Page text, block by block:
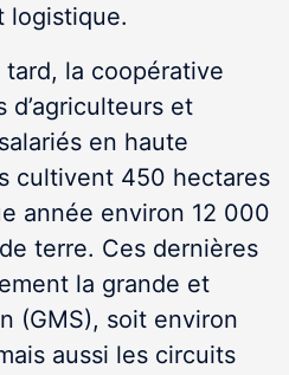
logistique.
la coopérative
d’agriculteurs et
en haute
cultivent 450 hectares
année environ 12 000
terre. Ces dernières
la grande et
(GMS), soit environ
aussi les circuits